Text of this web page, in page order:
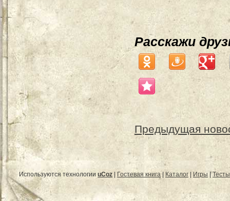
Расскажи
Предыдущая
Используются технологии uCoz Гостевая книга| Каталог Игры |Тесты